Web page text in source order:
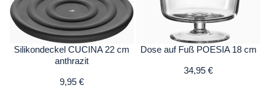
Silikondeckel CUCINA 22 cm
anthrazit
9,95 €
Dose auf Fuß POESIA 18 cm
34,95 €